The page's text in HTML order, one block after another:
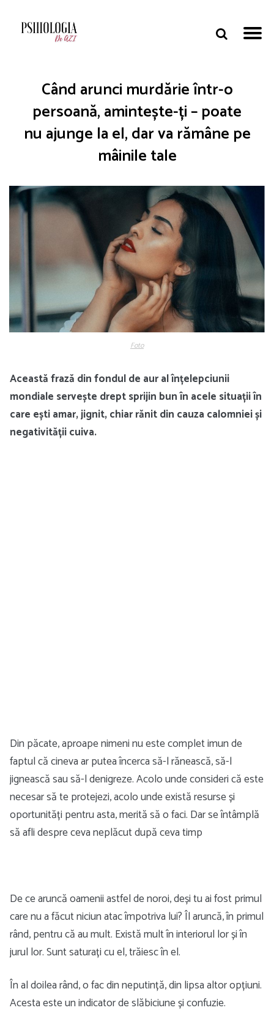
Când arunci murdărie într-o
persoană, amintește-ți – poate
nu ajunge la el, dar va rămâne pe
mâinile tale
Foto
Această frază din fondul de aur al înțelepciunii
mondiale servește drept sprijin bun în acele situații în
care ești amar, jignit, chiar rănit din cauza calomniei și
negativității cuiva.
Din păcate, aproape nimeni nu este complet imun de
faptul că cineva ar putea încerca să-l rănească, să-l
jignească sau să-l denigreze. Acolo unde consideri că este
necesar să te protejezi, acolo unde există resurse și
oportunități pentru asta, merită să o faci. Dar se întâmplă
să afli despre ceva neplăcut după ceva timp
De ce aruncă oamenii astfel de noroi, deși tu ai fost primul
care nu a făcut niciun atac împotriva lui? Îl aruncă, în primul
rând, pentru că au mult. Există mult în interiorul lor și în
jurul lor. Sunt saturați cu el, trăiesc în el.
În al doilea rând, o fac din neputință, din lipsa altor opțiuni.
Acesta este un indicator de slăbiciune și confuzie.